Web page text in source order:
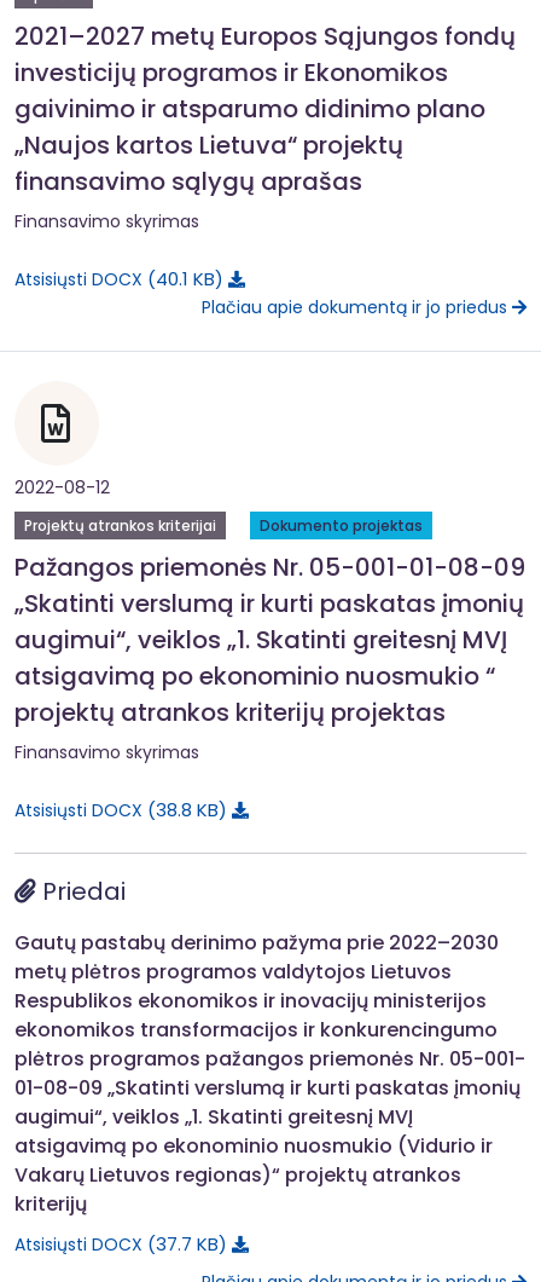
2021–2027 metų Europos Sąjungos fondų
investicijų programos ir Ekonomikos
gaivinimo ir atsparumo didinimo plano
„Naujos kartos Lietuva“ projektų
finansavimo sąlygų aprašas
Finansavimo skyrimas
Atsisiųsti DOCX 40.1 KB
Plačiau apie dokumentą ir jo priedus
2022-08-12
Projektų atrankos kriterijai Dokumento projektas
Pažangos priemonės Nr. 05-001-01-08-09
„Skatinti verslumą ir kurti paskatas įmonių
augimui“, veiklos „1. Skatinti greitesnį MVĮ
atsigavimą po ekonominio nuosmukio “
projektų atrankos kriterijų projektas
Finansavimo skyrimas
Atsisiųsti DOCX 38.8 KB
Priedai
Gautų pastabų derinimo pažyma prie 2022–2030
metų plėtros programos valdytojos Lietuvos
Respublikos ekonomikos ir inovacijų ministerijos
ekonomikos transformacijos ir konkurencingumo
plėtros programos pažangos priemonės Nr. 05-001-
01-08-09 „Skatinti verslumą ir kurti paskatas įmonių
augimui“, veiklos „1. Skatinti greitesnį MVĮ
atsigavimą po ekonominio nuosmukio (Vidurio ir
Vakarų Lietuvos regionas)“ projektų atrankos
kriterijų
Atsisiųsti DOCX 37.7 KB